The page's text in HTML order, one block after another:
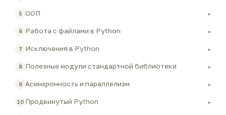
5 ООП ▸
6 Работа с файлами в Python ▸
7 Исключения в Python ▸
8 Полезные модули стандартной библиотеки ▸
9 Асинхронность и параллелизм ▸
10 Продвинутый Python ▸